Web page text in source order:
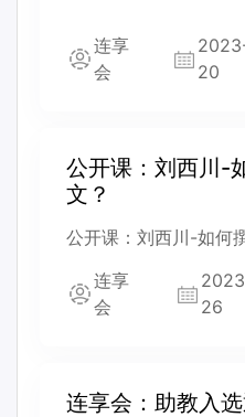
连享
会
20
公开课：刘西川-
文？
公开课：刘西川-如何
连享
会
26
连享会：助教入